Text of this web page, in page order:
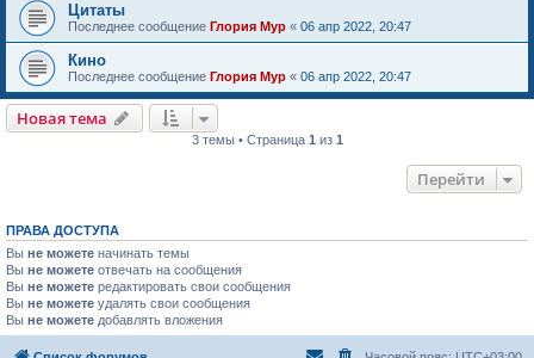
Цитаты
Последнее сообщение Глория Мур « 06 апр 2022, 20:47
Кино
Последнее сообщение Глория Мур « 06 апр 2022, 20:47
Новая тема
3 темы • Страница 1 из 1
Перейти
ПРАВА ДОСТУПА
Вы не можете начинать темы
Вы не можете отвечать на сообщения
Вы не можете редактировать свои сообщения
Вы не можете удалять свои сообщения
Вы не можете добавлять вложения